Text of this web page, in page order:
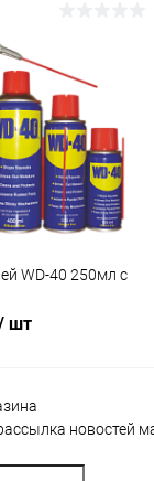
1
Сравнение
В наличии
WD-40 250мл с
шт
В корзину
1
Сравнение
новостей